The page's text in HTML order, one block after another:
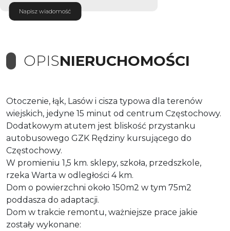
Napisz wiadomość
OPISNIERUCHOMOŚCI
Otoczenie, łąk, Lasów i cisza typowa dla terenów
wiejskich, jedyne 15 minut od centrum Częstochowy.
Dodatkowym atutem jest bliskość przystanku
autobusowego GZK Rędziny kursującego do
Częstochowy.
W promieniu 1,5 km. sklepy, szkoła, przedszkole,
rzeka Warta w odległości 4 km.
Dom o powierzchni około 150m2 w tym 75m2
poddasza do adaptacji.
Dom w trakcie remontu, ważniejsze prace jakie
zostały wykonane: